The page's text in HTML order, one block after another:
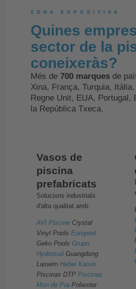
ZONA EXPOSITIVA
Quines
sector de la
coneixeràs?
Més de 700 marquesde
Xina, França, Turquia,
Regne Unit, EUA, Portugal,
la República Txeca.
Vasos de
piscina
prefabricats
Solucions industrials
d'alta qualitat amb:
AVI Piscine Crystal
Vinyl Pools Europool
Geko Pools Grupo
Hydrosud Guangdong
Laswim Hebei Kaixin
Piscinas DTP Piscinas
Mon de Pra Poliester